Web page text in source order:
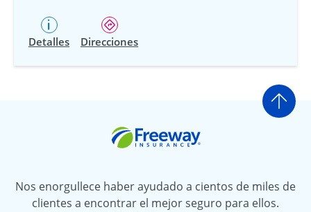
Detalles Direcciones
Ir
Nos enorgullece haber ayudado a cientos de miles de
clientes a encontrar el mejor seguro para ellos.